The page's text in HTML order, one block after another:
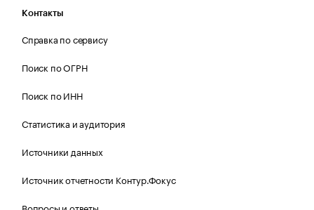
Контакты
Справка по сервису
Поиск по ОГРН
Поиск по ИНН
Статистика и аудитория
Источники данных
Источник отчетности Контур.Фокус